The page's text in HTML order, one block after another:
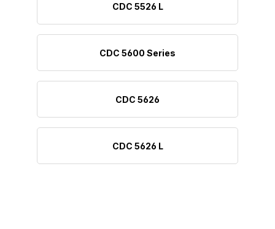
CDC 5526 L
CDC 5600 Series
CDC 5626
CDC 5626 L